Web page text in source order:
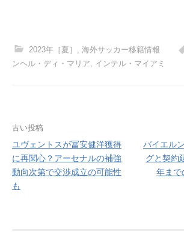
2023年［夏］ 海外サッカー移籍情報
ンヘル・ディ・マリア, インテル・マイアミ
投
稿
ナ
ビ
古い投稿
ユヴェントスが冨安健洋獲得
に再関心？アーセナルの補強
動向次第で交渉成立の可能性
も
バイエル
グと契約
年まで